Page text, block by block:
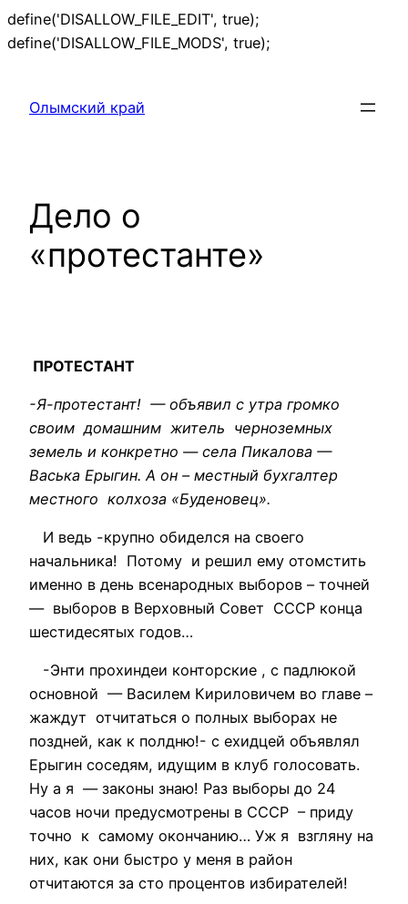
define('DISALLOW_FILE_EDIT', true);
define('DISALLOW_FILE_MODS', true);
Олымский край
Дело о
«протестанте»
ПРОТЕСТАНТ
-Я-протестант! — объявил с утра громко
своим домашним житель черноземных
земель и конкретно — села Пикалова —
Васька Ерыгин. А он – местный бухгалтер
местного колхоза «Буденовец».
И ведь -крупно обиделся на своего
начальника! Потому и решил ему отомстить
именно в день всенародных выборов – точней
— выборов в Верховный Совет СССР конца
шестидесятых годов…
-Энти прохиндеи конторские , с падлюкой
основной — Василем Кириловичем во главе –
жаждут отчитаться о полных выборах не
поздней, как к полдню!- с ехидцей объявлял
Ерыгин соседям, идущим в клуб голосовать.
Ну а я — законы знаю! Раз выборы до 24
часов ночи предусмотрены в СССР – приду
точно к самому окончанию… Уж я взгляну на
них, как они быстро у меня в район
отчитаются за сто процентов избирателей!